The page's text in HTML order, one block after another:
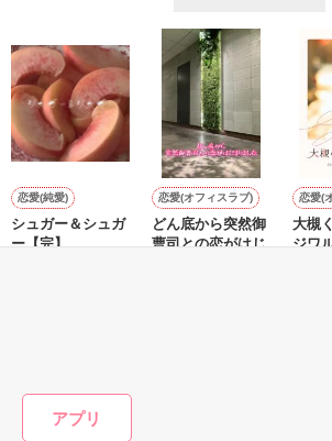
アプリ
作品を読む
た上、同居まで提案してきて──？
鷹哉『宜しくな、俺の雛子』🦅
雛子『俺の……ひぃ、雛子？！！！』🐥
シゴデキで冷徹な上司が見せる素顔は、な
て……🐥💓🦅
※表紙も作中使用の画像も全てフリー素材
※執筆期間2026.6.3〜7.20完結です。
恋愛(純愛)
シュガー＆シュガ
ー【完】
恋愛(オフィスラブ)
どん底から突然御
曹司との恋がはじ
恋愛(
大槻
ジワ
かんた